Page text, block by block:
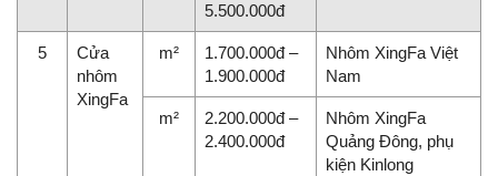
5.500.000đ
5
Cửa
nhôm
XingFa
m²
1.700.000đ –
1.900.000đ
Nhôm XingFa Việt
Nam
m²
2.200.000đ –
2.400.000đ
Nhôm XingFa
Quảng Đông, phụ
kiện Kinlong